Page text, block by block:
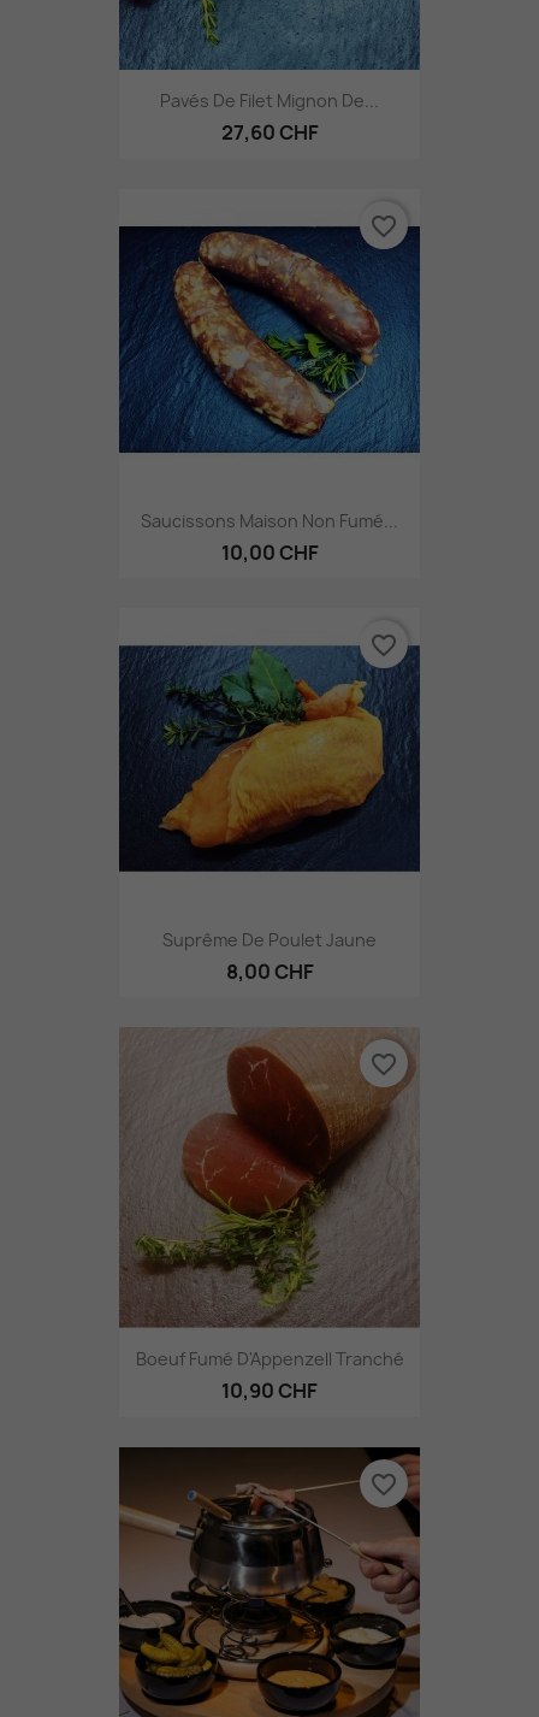
Pavés De Filet Mignon De...
27,60 CHF
Saucissons Maison Non Fumé...
10,00 CHF
favorite_border
Suprême De Poulet Jaune
8,00 CHF
favorite_border
Boeuf Fumé D'Appenzell Tranché
10,90 CHF
favorite_border
favorite_border